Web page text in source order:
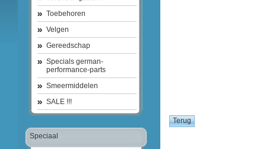
Toebehoren
Velgen
Gereedschap
Specials german-
performance-parts
Smeermiddelen
SALE !!!
Speciaal